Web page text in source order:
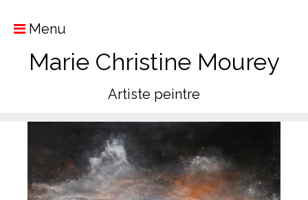
Menu
Marie Christine Mourey
Artiste peintre